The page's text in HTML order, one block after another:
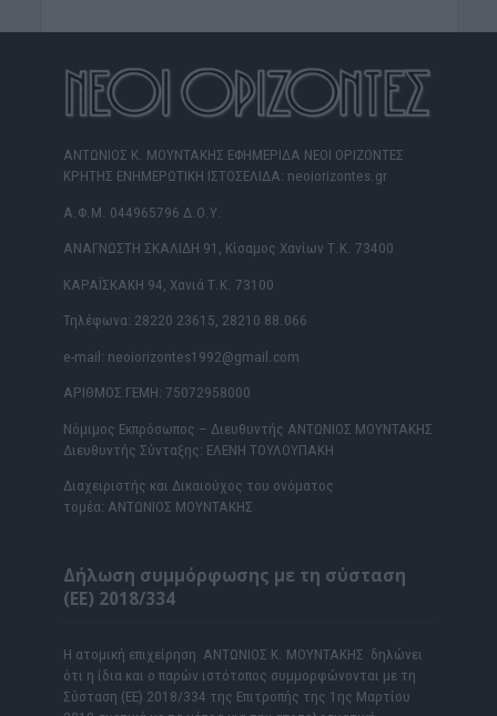
ΑΝΤΩΝΙΟΣ Κ. ΜΟΥΝΤΑΚΗΣ ΕΦΗΜΕΡΙΔΑ ΝΕΟΙ ΟΡΙΖΟΝΤΕΣ
ΚΡΗΤΗΣ ΕΝΗΜΕΡΩΤΙΚΗ ΙΣΤΟΣΕΛΙΔΑ: neoiorizontes.gr
Α.Φ.Μ. 044965796 Δ.Ο.Υ.
ΑΝΑΓΝΩΣΤΗ ΣΚΑΛΙΔΗ 91, Κίσαμος Χανίων Τ.Κ. 73400
ΚΑΡΑΪΣΚΑΚΗ 94, Χανιά Τ.Κ. 73100
Τηλέφωνα: 28220 23615, 28210 88.066
e-mail: neoiorizontes1992@gmail.com
ΑΡΙΘΜΟΣ ΓΕΜΗ: 75072958000
Νόμιμος Εκπρόσωπος – Διευθυντής ΑΝΤΩΝΙΟΣ ΜΟΥΝΤΑΚΗΣ
Διευθυντής Σύνταξης: ΕΛΕΝΗ ΤΟΥΛΟΥΠΑΚΗ
Διαχειριστής και Δικαιούχος του ονόματος
τομέα: ΑΝΤΩΝΙΟΣ ΜΟΥΝΤΑΚΗΣ
Δήλωση συμμόρφωσης με τη σύσταση
(ΕΕ) 2018/334
Η ατομική επιχείρηση ΑΝΤΩΝΙΟΣ Κ. ΜΟΥΝΤΑΚΗΣ δηλώνει
ότι η ίδια και ο παρών ιστότοπος συμμορφώνονται με τη
Σύσταση (ΕΕ) 2018/334 της Επιτροπής της 1ης Μαρτίου